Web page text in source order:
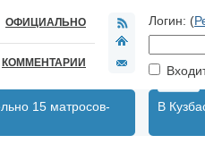
ОФИЦИАЛЬНО
КОММЕНТАРИИ
Логин: (
15 матросов-
В